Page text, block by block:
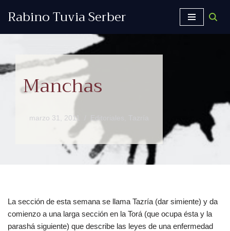
Rabino Tuvia Serber
Manchas
marzo 31, 2011
La sección de esta semana se llama Tazría (dar simiente) y da
comienzo a una larga sección en la Torá (que ocupa ésta y la
parashá siguiente) que describe las leyes de una enfermedad